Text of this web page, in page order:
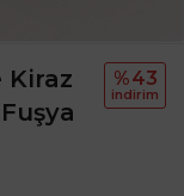
%43
i̇ndi̇ri̇m